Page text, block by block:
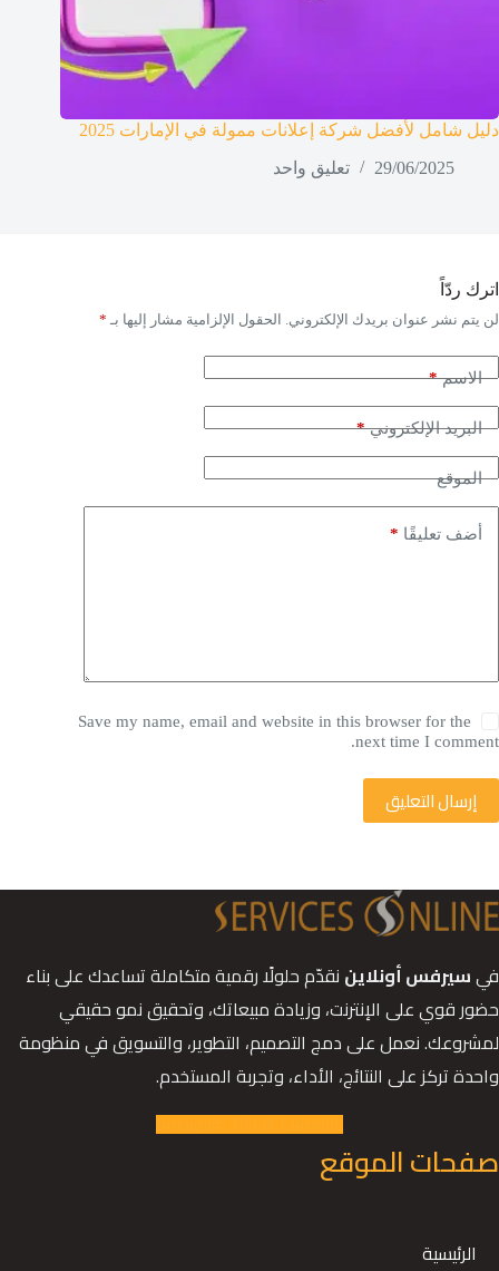
دليل شامل لأفضل شركة إعلانات ممولة في الإمارات 2025
29/06/2025
تعليق واحد
اترك ردّاً
لن يتم نشر عنوان بريدك الإلكتروني. الحقول الإلزامية مشار إليها بـ *
الاسم*
البريد الإلكتروني*
الموقع
أضف تعليقًا *
Save my name, email and website in this browser for the
next time I comment.
إرسال التعليق
فيسيرفس أونلاين نقدّم حلولًا رقمية متكاملة تساعدك على بناء
حضور قوي على الإنترنت، وزيادة مبيعاتك، وتحقيق نمو حقيقي
لمشروعك. نعمل على دمج التصميم، التطوير، والتسويق في منظومة
واحدة تركز على النتائج، الأداء، وتجربة المستخدم.
صفحات الموقع
الرئيسية